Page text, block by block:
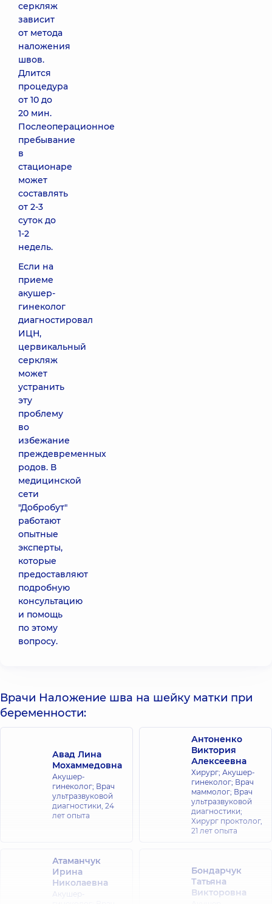
серкляж
зависит
от метода
наложения
швов.
Длится
процедура
от 10 до
20 мин.
Послеоперационное
пребывание
в
стационаре
может
составлять
от 2-3
суток до
1-2
недель.
Если на
приеме
акушер-
гинеколог
диагностировал
ИЦН,
цервикальный
серкляж
может
устранить
эту
проблему
во
избежание
преждевременных
родов. В
медицинской
сети
"Добробут"
работают
опытные
эксперты,
которые
предоставляют
подробную
консультацию
и помощь
по этому
вопросу.
Врачи Наложение шва на шейку матки при
беременности:
Авад Лина
Мохаммедовна
Акушер-
гинеколог; Врач
ультразвуковой
диагностики, 24
лет опыта
Антоненко
Виктория
Алексеевна
Хирург; Акушер-
гинеколог; Врач
маммолог; Врач
ультразвуковой
диагностики;
Хирург проктолог,
21 лет опыта
Атаманчук
Ирина
Николаевна
Акушер-
Бондарчук
Татьяна
Викторовна